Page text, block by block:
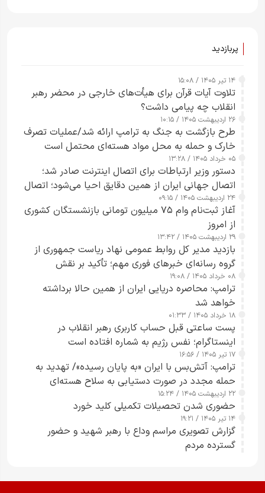
پربازدید
۱۴ تیر ۱۴۰۵ / ۱۵:۰۸
تلاوت آیات قرآن برای هیأت‌های خارجی در محضر رهبر
انقلاب چه پیامی داشت؟
۲۶ اردیبهشت ۱۴۰۵ / ۱۰:۱۵
طرح‌ بازگشت به جنگ به ترامپ ارائه شد/عملیات تصرف
خارک و حمله به محل مواد هسته‌ای محتمل است
۰۵ خرداد ۱۴۰۵ / ۱۳:۲۸
دستور وزیر ارتباطات برای اتصال اینترنت صادر شد؛
اتصال جهانی ایران از همین دقایق احیا می‌شود؛ اتصال
کامل مردم تا ۲۴ ساعت آینده
۲۴ اردیبهشت ۱۴۰۵ / ۰۹:۱۵
آغاز ثبت‌نام وام ۷۵ میلیون تومانی بازنشستگان کشوری
از امروز
۲۹ اردیبهشت ۱۴۰۵ / ۱۳:۴۲
بازدید مدیر کل روابط عمومی نهاد ریاست جمهوری از
گروه رسانه‌ای خبرهای فوری مهم؛ تأکید بر نقش
رسانه‌های هوشمند و مسئول در ارتقای آگاهی عمومی
۰۸ خرداد ۱۴۰۵ / ۱۹:۰۸
ترامپ: محاصره دریایی ایران از همین حالا برداشته
خواهد شد
۱۸ خرداد ۱۴۰۵ / ۰۱:۳۳
پست ساعتی قبل حساب کاربری رهبر انقلاب در
اینستاگرام؛ نفس رژیم به شماره افتاده است​
۱۷ تیر ۱۴۰۵ / ۱۶:۵۶
ترامپ: آتش‌بس با ایران «به پایان رسیده»/ تهدید به
حمله مجدد در صورت دستیابی به سلاح هسته‌ای
۲۲ اردیبهشت ۱۴۰۵ / ۱۵:۲۴
حضوری شدن تحصیلات تکمیلی کلید خورد
۱۴ تیر ۱۴۰۵ / ۱۹:۲۱
گزارش تصویری مراسم وداع با رهبر شهید و حضور
گسترده مردم